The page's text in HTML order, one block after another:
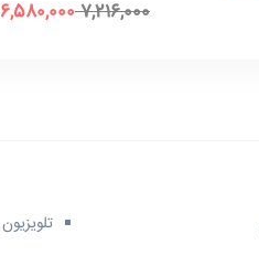
7,216,000
6,580,000
تلویزیون